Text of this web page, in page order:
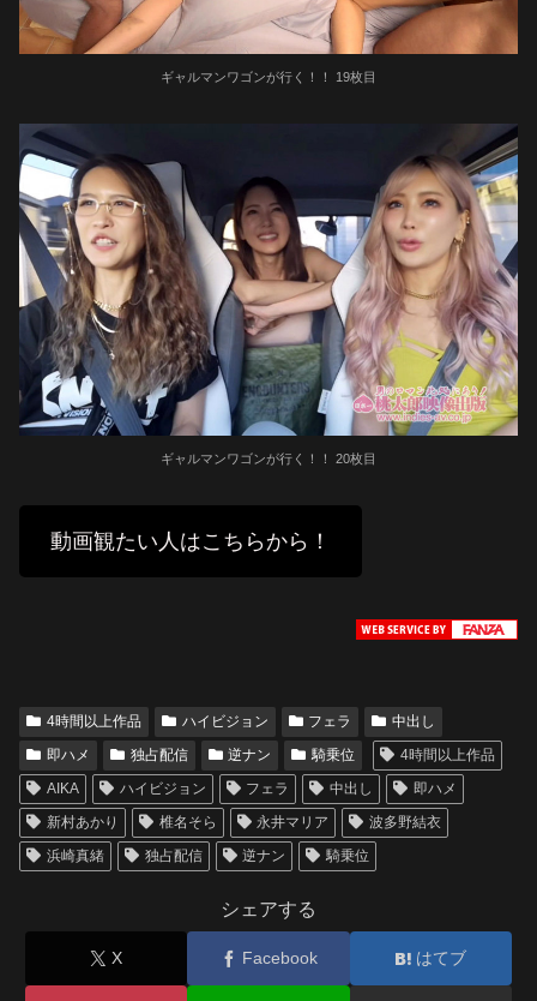
ギャルマンワゴンが行く！！ 19枚目
ギャルマンワゴンが行く！！ 20枚目
動画観たい人はこちらから！
4時間以上作品 ハイビジョン フェラ
中出し
即ハメ
独占配信 逆ナン 騎乗位
4時間以上作品
AIKA
ハイビジョン フェラ 中出し
即ハメ
新村あかり
椎名そら 永井マリア
波多野結衣
浜崎真緒
独占配信 逆ナン 騎乗位
シェアする
X Facebook はてブ